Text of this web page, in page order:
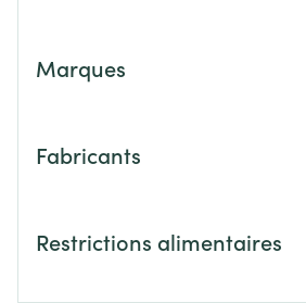
Marques
Fabricants
Restrictions alimentaires